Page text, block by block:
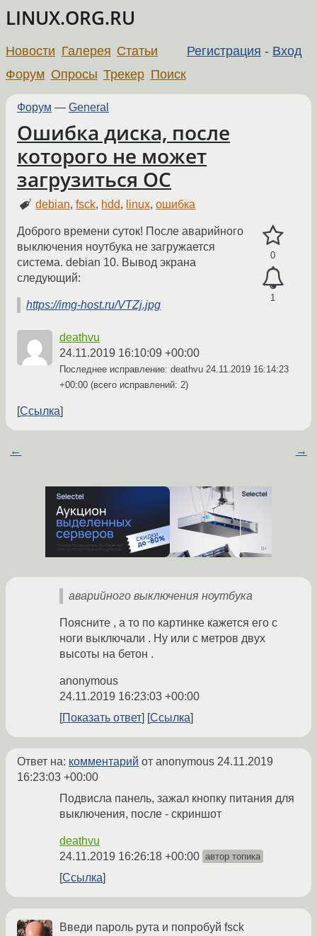
LINUX.ORG.RU
Регистрация - Вход
Новости Галерея Статьи
Форум Опросы Трекер Поиск
Форум — General
Ошибка диска, после
которого не может
загрузиться ОС
debian,fsck, hdd, linux,ошибка
0
1
Доброго времени суток! После аварийного
выключения ноутбука не загружается
система. debian 10. Вывод экрана
следующий:
https://img-host.ru/VTZj.jpg
deathvu
24.11.2019 16:10:09 +00:00
Последнее исправление: deathvu 24.11.2019 16:14:23
+00:00 (всего исправлений: 2)
Ссылка
← →
аварийного выключения ноутбука
Поясните , а то по картинке кажется его с
ноги выключали . Ну или с метров двух
высоты на бетон .
anonymous
24.11.2019 16:23:03 +00:00
Показать ответ
Ссылка
Ответ на: комментарий от anonymous 24.11.2019
16:23:03 +00:00
Подвисла панель, зажал кнопку питания для
выключения, после - скриншот
deathvu
24.11.2019 16:26:18 +00:00 автор топика
Ссылка
Введи пароль рута и попробуй fsck